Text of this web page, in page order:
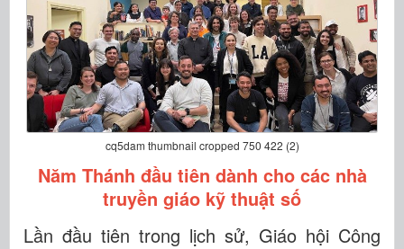
cq5dam thumbnail cropped 750 422 (2)
Năm Thánh đầu tiên dành cho các nhà
truyền giáo kỹ thuật số
Lần đầu tiên trong lịch sử, Giáo hội Công